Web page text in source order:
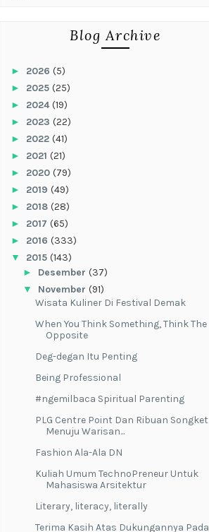
Blog Archive
► 2026 (5)
► 2025 (25)
► 2024(19)
► 2023 (22)
► 2022 (41)
► 2021 (21)
► 2020 (79)
► 2019 (49)
► 2018 (28)
► 2017 (65)
► 2016 (333)
▼ 2015 (143)
► Desember (37)
▼ November (91)
Wisata Kuliner Di Festival Demak
When You Think Something, Think The
Opposite
Deg-degan Itu Penting
Being Professional
#ngemilbaca Spiritual Parenting
PLG Centre Point Dan Ribuan Songket
Menuju Warisan...
Fashion Ala-Ala DN
Kuliah Umum TechnoPreneur Untuk
Mahasiswa Arsitektur
Literary, literacy, literally
Terima Kasih Atas Dukungannya Pada